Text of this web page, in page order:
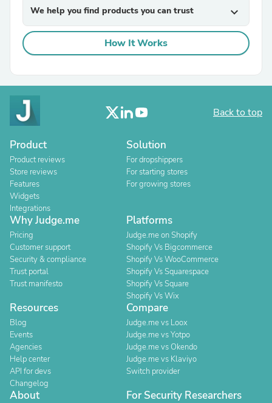
We help you find products you can trust expand_more
How It Works
Back to top
Product
Product reviews
Store reviews
Features
Widgets
Integrations
Solution
For dropshippers
For starting stores
For growing stores
Why Judge.me
Pricing
Customer support
Security & compliance
Trust portal
Trust manifesto
Platforms
Judge.me on Shopify
Shopify Vs Bigcommerce
Shopify Vs WooCommerce
Shopify Vs Squarespace
Shopify Vs Square
Shopify Vs Wix
Resources
Blog
Events
Agencies
Help center
API for devs
Changelog
Compare
Judge.me vs Loox
Judge.me vs Yotpo
Judge.me vs Okendo
Judge.me vs Klaviyo
Switch provider
About For Security Researchers